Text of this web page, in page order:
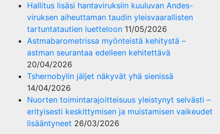
Hallitus lisäsi hantaviruksiin kuuluvan Andes-
viruksen aiheuttaman taudin yleisvaarallisten
tartuntatautien luetteloon 11/05/2026
Astmabarometrissa myönteistä kehitystä –
astman seurantaa edelleen kehitettävä
20/04/2026
Tshernobylin jäljet näkyvät yhä sienissä
14/04/2026
Nuorten toimintarajoitteisuus yleistynyt selvästi –
erityisesti keskittymisen ja muistamisen vaikeudet
lisääntyneet 26/03/2026